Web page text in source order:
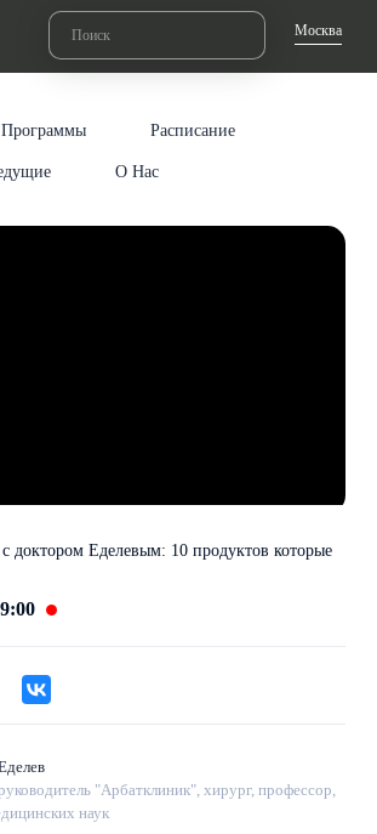
Москва
Программы Расписание
О Нас
доктором Еделевым: 10 продуктов которые
"Арбатклиник", хирург, профессор,
наук